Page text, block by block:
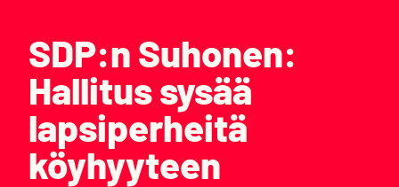
SDP:n Suhonen:
Hallitus sysää
lapsiperheitä
köyhyyteen